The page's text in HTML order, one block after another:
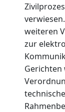
weiteren
zur